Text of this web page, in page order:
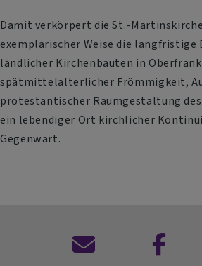
Damit verkörpert die St.-
exemplarischer Weise die langfristige
ländlicher Kirchenbauten in
spätmittelalterlicher Frömmigkeit,
protestantischer Raumgestaltung
ein lebendiger Ort kirchlicher
Gegenwart.
KontaktformularDekanat